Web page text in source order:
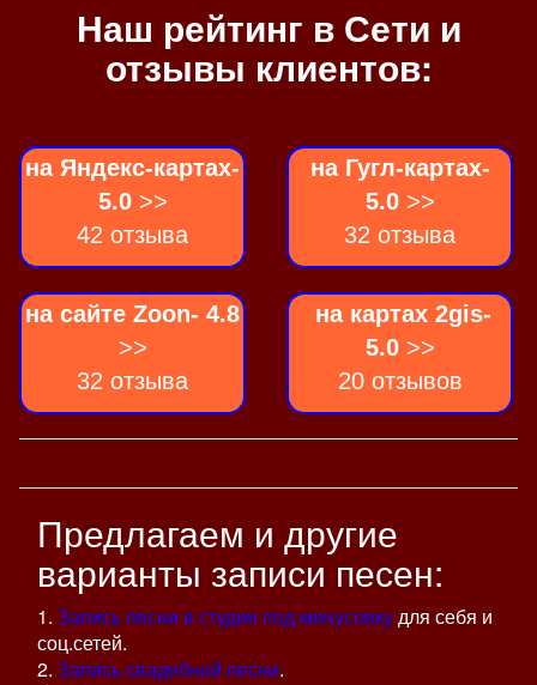
Наш рейтинг в Сети и
отзывы клиентов:
на Яндекс-картах-
5.0 >>
42 отзыва
на Гугл-картах-
5.0 >>
32 отзыва
на сайте Zoon- 4.8
>>
32 отзыва
на картах 2gis-
5.0 >>
20 отзывов
Предлагаем и другие
варианты записи песен:
1. Запись песни в студии под минусовкудля себя и
соц.сетей.
2. Запись свадебной песни.